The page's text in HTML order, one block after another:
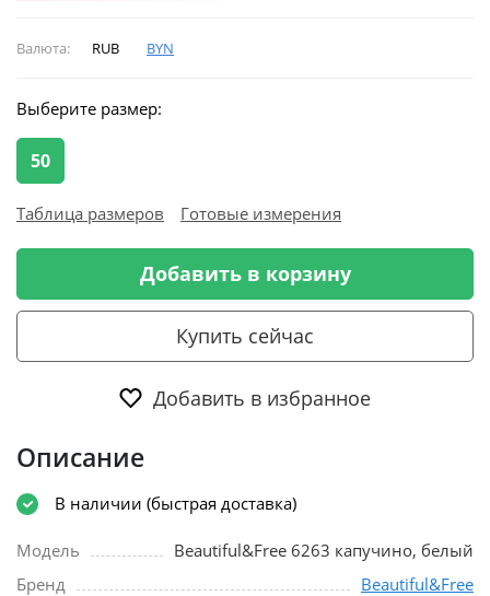
Валюта: RUB BYN
Выберите размер:
50
Таблица размеров Готовые измерения
Добавить в корзину
Купить сейчас
Добавить в избранное
Описание
В наличии (быстрая доставка)
Модель
Beautiful&Free 6263 капучино, белый
Бренд
Beautiful&Free